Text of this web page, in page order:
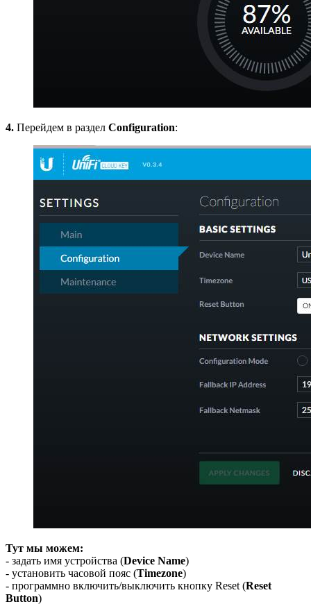
4. Перейдем в раздел Configuration:
Тут мы можем:
- задать имя устройства (Device Name)
- установить часовой пояс (Timezone)
- программно включить/выключить кнопку Reset (Reset
Button)